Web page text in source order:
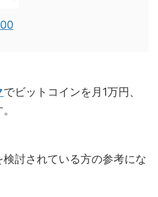
でビットコインを月1万円、
討されている方の参考にな